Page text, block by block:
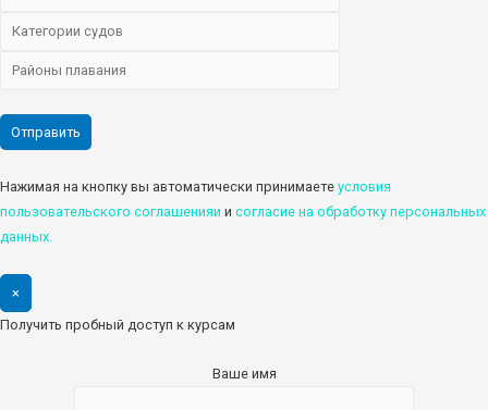
Нажимая на кнопку вы автоматически принимаете условия
пользовательского соглашенияи и cогласие на обработку персональных
данных.
×
Получить пробный доступ к курсам
Ваше имя